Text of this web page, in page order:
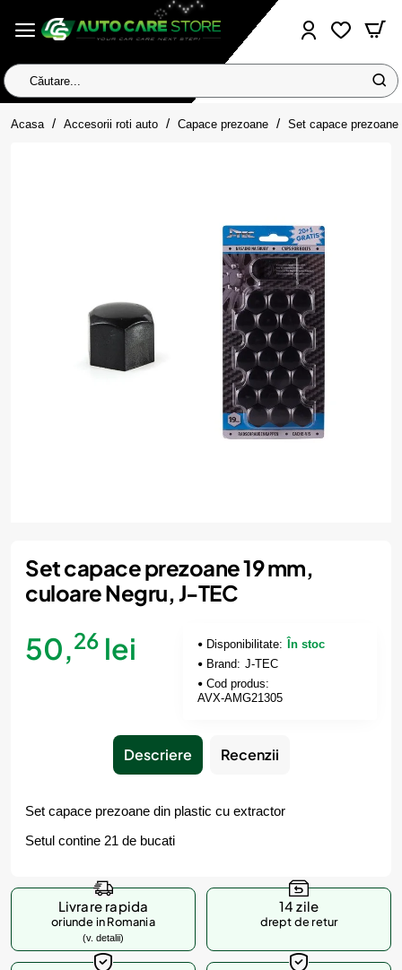
Căutare...
Acasa homeAccesorii roti auto Capace prezoane Set capace
Set capace prezoane 19 mm,
culoare Negru, J-TEC
50,26 lei Disponibilitate:
În stoc
Brand: J-TEC
Cod produs:
AVX-AMG21305
Descriere Recenzii
Set capace prezoane din plastic cu extractor
Setul contine 21 de bucati
Livrare rapida
oriunde in Romania
(v. detalii)
14 zile
drept de retur